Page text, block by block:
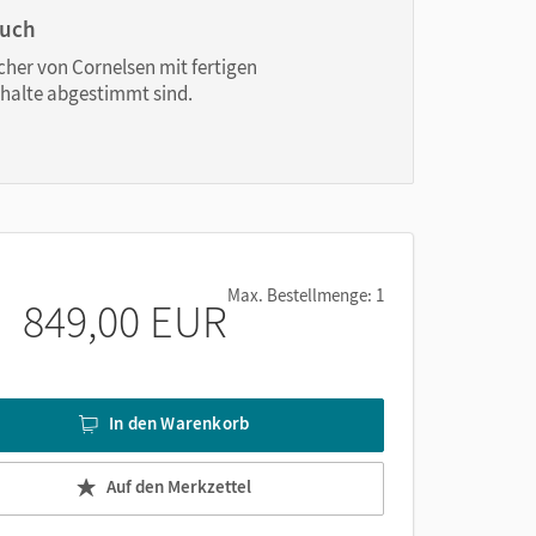
den Lern- und Förderbedarf
Übungen und Erklärvideos,
À toi !als
und für die mittleren Schulformen für
von Cornelsen mit fertigen
abgestimmt sind.
849,00 EURMax. Bestellmenge: 1
In den Warenkorb
Auf den Merkzettel